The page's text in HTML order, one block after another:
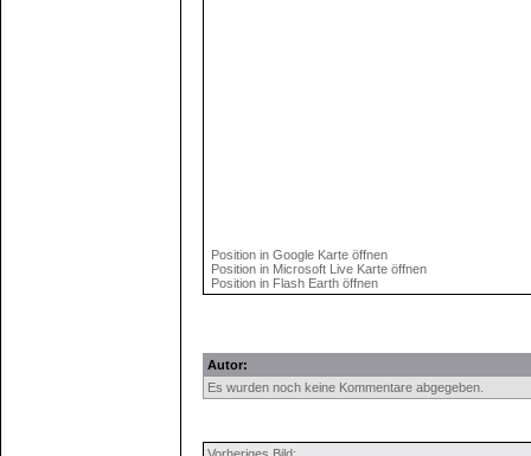
Position in Google Karte öffnen
Position in Microsoft Live Karte öffnen
Position in Flash Earth öffnen
Autor:
Es wurden noch keine Kommentare abgegeben.